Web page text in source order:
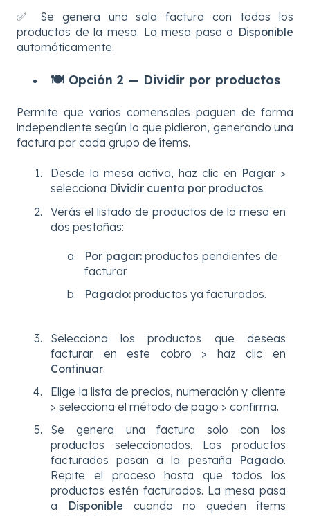
✅ Se genera una sola factura con todos los
productos de la mesa. La mesa pasa a Disponible
automáticamente.
🍽️ Opción 2 — Dividir por productos
Permite que varios comensales paguen de forma
independiente según lo que pidieron, generando una
factura por cada grupo de ítems.
Desde la mesa activa, haz clic en Pagar>
selecciona Dividir cuenta por productos.
Verás el listado de productos de la mesa en
dos pestañas:
Por pagar:productos pendientes de
facturar.
Pagado: productos ya facturados.
Selecciona los productos que deseas
facturar en este cobro > haz clic en
Continuar.
Elige la lista de precios, numeración y cliente
> selecciona el método de pago > confirma.
Se genera una factura solo con los
productos seleccionados. Los productos
facturados pasan a la pestaña
Pagado.
Repite el proceso hasta que todos los
productos estén facturados. La mesa pasa
a
Disponible cuando no queden ítems